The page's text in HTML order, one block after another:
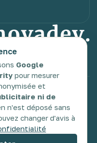
Glossaire
Google
pour mesurer
et
ni de
n'est déposé sans
changer d'avis à